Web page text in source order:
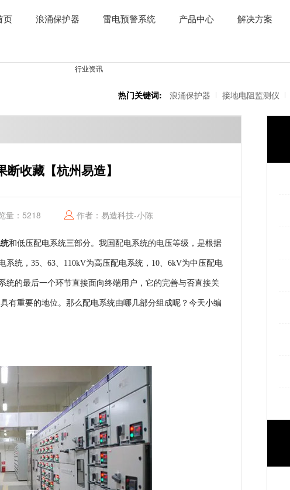
页 浪涌保护器 雷电预警系统 产品中心 解决方案
热门关键词: 浪涌保护器 接地电阻监测仪
收藏【杭州易造】
量：5218 作者：易造科技-小陈
和低压配电系统三部分。我国配电系统的电压等级，是根据
系统，35、63、110kV为高压配电系统，10、6kV为中压配电
统的最后一个环节直接面向终端用户，它的完善与否直接关
有重要的地位。那么配电系统由哪几部分组成呢？今天小编